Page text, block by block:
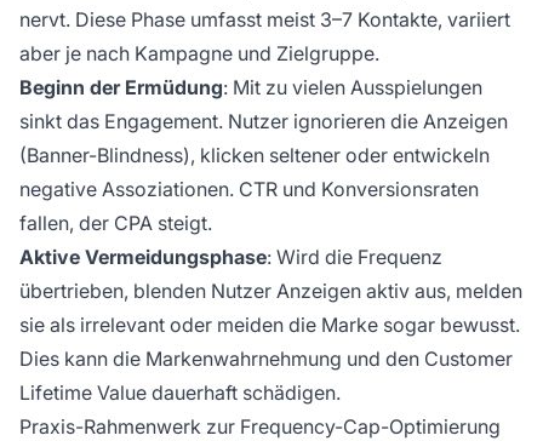
nervt. Diese Phase umfasst meist 3–7 Kontakte, variiert
aber je nach Kampagne und Zielgruppe.
Beginn der Ermüdung: Mit zu vielen Ausspielungen
sinkt das Engagement. Nutzer ignorieren die Anzeigen
(Banner-Blindness), klicken seltener oder entwickeln
negative Assoziationen. CTR und Konversionsraten
fallen, der CPA steigt.
Aktive Vermeidungsphase: Wird die Frequenz
übertrieben, blenden Nutzer Anzeigen aktiv aus, melden
sie als irrelevant oder meiden die Marke sogar bewusst.
Dies kann die Markenwahrnehmung und den Customer
Lifetime Value dauerhaft schädigen.
Praxis-Rahmenwerk zur Frequency-Cap-Optimierung